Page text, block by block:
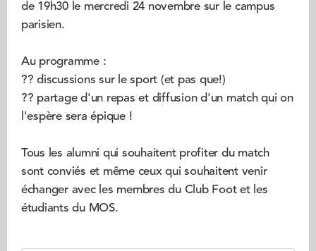
de 19h30 le mercredi 24 novembre sur le campus
parisien.
Au programme :
?? discussions sur le sport (et pas que!)
?? partage d'un repas et diffusion d'un match qui on
l'espère sera épique !
Tous les alumni qui souhaitent profiter du match
sont conviés et même ceux qui souhaitent venir
échanger avec les membres du Club Foot et les
étudiants du MOS.